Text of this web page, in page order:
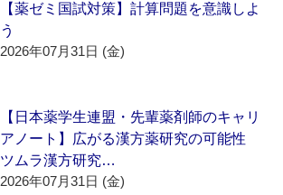
【薬ゼミ国試対策】計算問題を意識しよ
う
2026年07月31日 (金)
【日本薬学生連盟・先輩薬剤師のキャリ
アノート】広がる漢方薬研究の可能性
ツムラ漢方研究…
2026年07月31日 (金)